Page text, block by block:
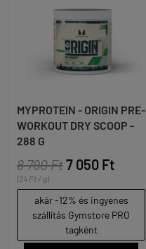
MYPROTEIN - ORIGIN PRE-
WORKOUT DRY SCOOP -
288 G
8 790 Ft7 050 Ft
(24 Ft / g)
akár -12% és ingyenes
szállítás Gymstore PRO
tagként